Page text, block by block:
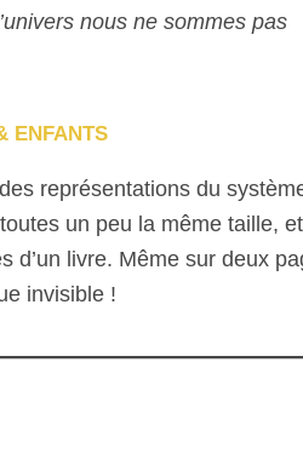
nous ne sommes pas
ENFANTS
représentations du
un peu la même taille,
d’un livre. Même sur deux
invisible !